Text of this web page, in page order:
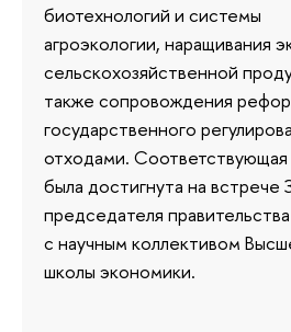
биотехнологий и системы
агроэкологии, наращивания
сельскохозяйственной
также сопровождения
государственного
отходами.
была достигнута на встрече
председателя
с научным коллективом
школы экономики.